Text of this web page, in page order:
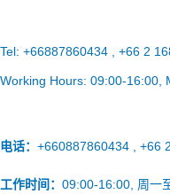
Tel: +66887860434 , +66 2
Working Hours: 09:00-16:00
电话： +660887860434 , +66
工作时间： 09:00-16:00, 周一